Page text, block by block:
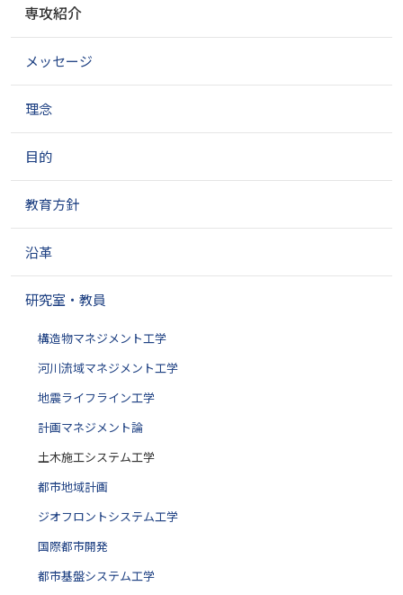
ゲ
シ
ン
専攻紹介
メッセージ
理念
目的
教育方針
沿革
研究室・教員
構造物マネジメント工学
河川流域マネジメント工学
地震ライフライン工学
計画マネジメント論
土木施工システム工学
都市地域計画
ジオフロントシステム工学
国際都市開発
都市基盤システム工学